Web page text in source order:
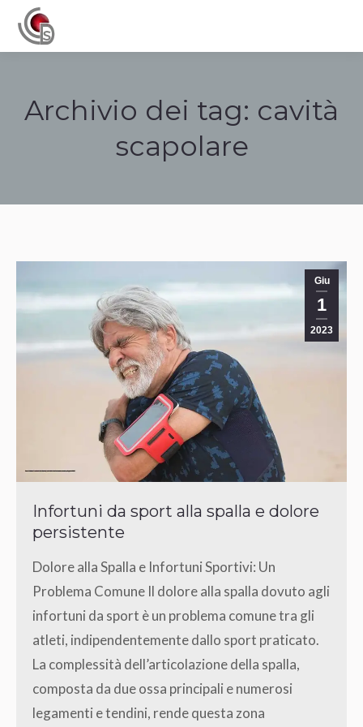
Archivio dei tag: cavità
scapolare
Giu
1
2023
Infortuni da sport alla spalla e dolore
persistente
Dolore alla Spalla e Infortuni Sportivi: Un
Problema Comune Il dolore alla spalla dovuto agli
infortuni da sport è un problema comune tra gli
atleti, indipendentemente dallo sport praticato.
La complessità dell’articolazione della spalla,
composta da due ossa principali e numerosi
legamenti e tendini, rende questa zona